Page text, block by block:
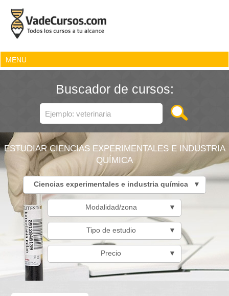
MENU
Buscador de cursos:
ESTUDIAR CIENCIAS EXPERIMENTALES E INDUSTRIA
QUÍMICA
Ciencias experimentales e industria química ▼
Modalidad/zona ▼
Tipo de estudio ▼
Precio ▼